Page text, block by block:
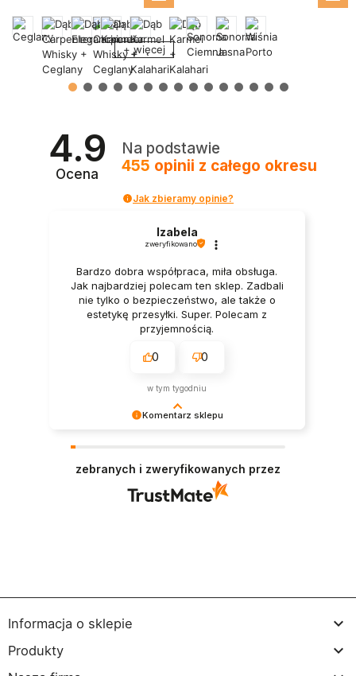
+ więcej
4.9
Ocena
Na podstawie
455 opinii z całego okresu
Jak zbieramy opinie?
Komentarz sklepu
że jesteśmy na właściwym torze :) Z
pozdrowieniami, obsługa sklepu.
Izabela
zweryfikowano
Bardzo dobra współpraca, miła obsługa.
Jak najbardziej polecam ten sklep. Zadbali
nie tylko o bezpieczeństwo, ale także o
estetykę przesyłki. Super. Polecam z
przyjemnością.
0 0
w tym tygodniu
zebranych i zweryfikowanych przez
Informacja o sklepie 
Produkty 